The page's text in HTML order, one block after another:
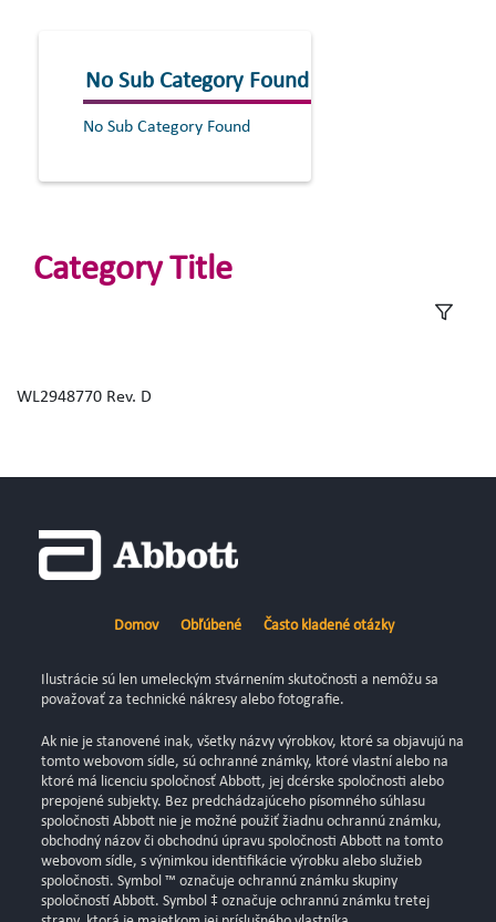
No Sub Category Found
No Sub Category Found
Category Title
WL2948770 Rev. D
Domov Obľúbené Často kladené otázky
Ilustrácie sú len umeleckým stvárnením skutočnosti a nemôžu sa
považovať za technické nákresy alebo fotografie.
Ak nie je stanovené inak, všetky názvy výrobkov, ktoré sa objavujú na
tomto webovom sídle, sú ochranné známky, ktoré vlastní alebo na
ktoré má licenciu spoločnosť Abbott, jej dcérske spoločnosti alebo
prepojené subjekty. Bez predchádzajúceho písomného súhlasu
spoločnosti Abbott nie je možné použiť žiadnu ochrannú známku,
obchodný názov či obchodnú úpravu spoločnosti Abbott na tomto
webovom sídle, s výnimkou identifikácie výrobku alebo služieb
spoločnosti. Symbol ™ označuje ochrannú známku skupiny
spoločností Abbott. Symbol ‡ označuje ochrannú známku tretej